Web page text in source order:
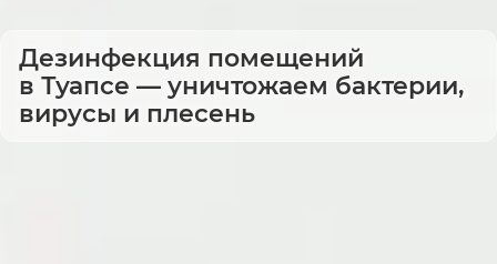
Дезинфекция помещений
в Туапсе — уничтожаем бактерии,
вирусы и плесень